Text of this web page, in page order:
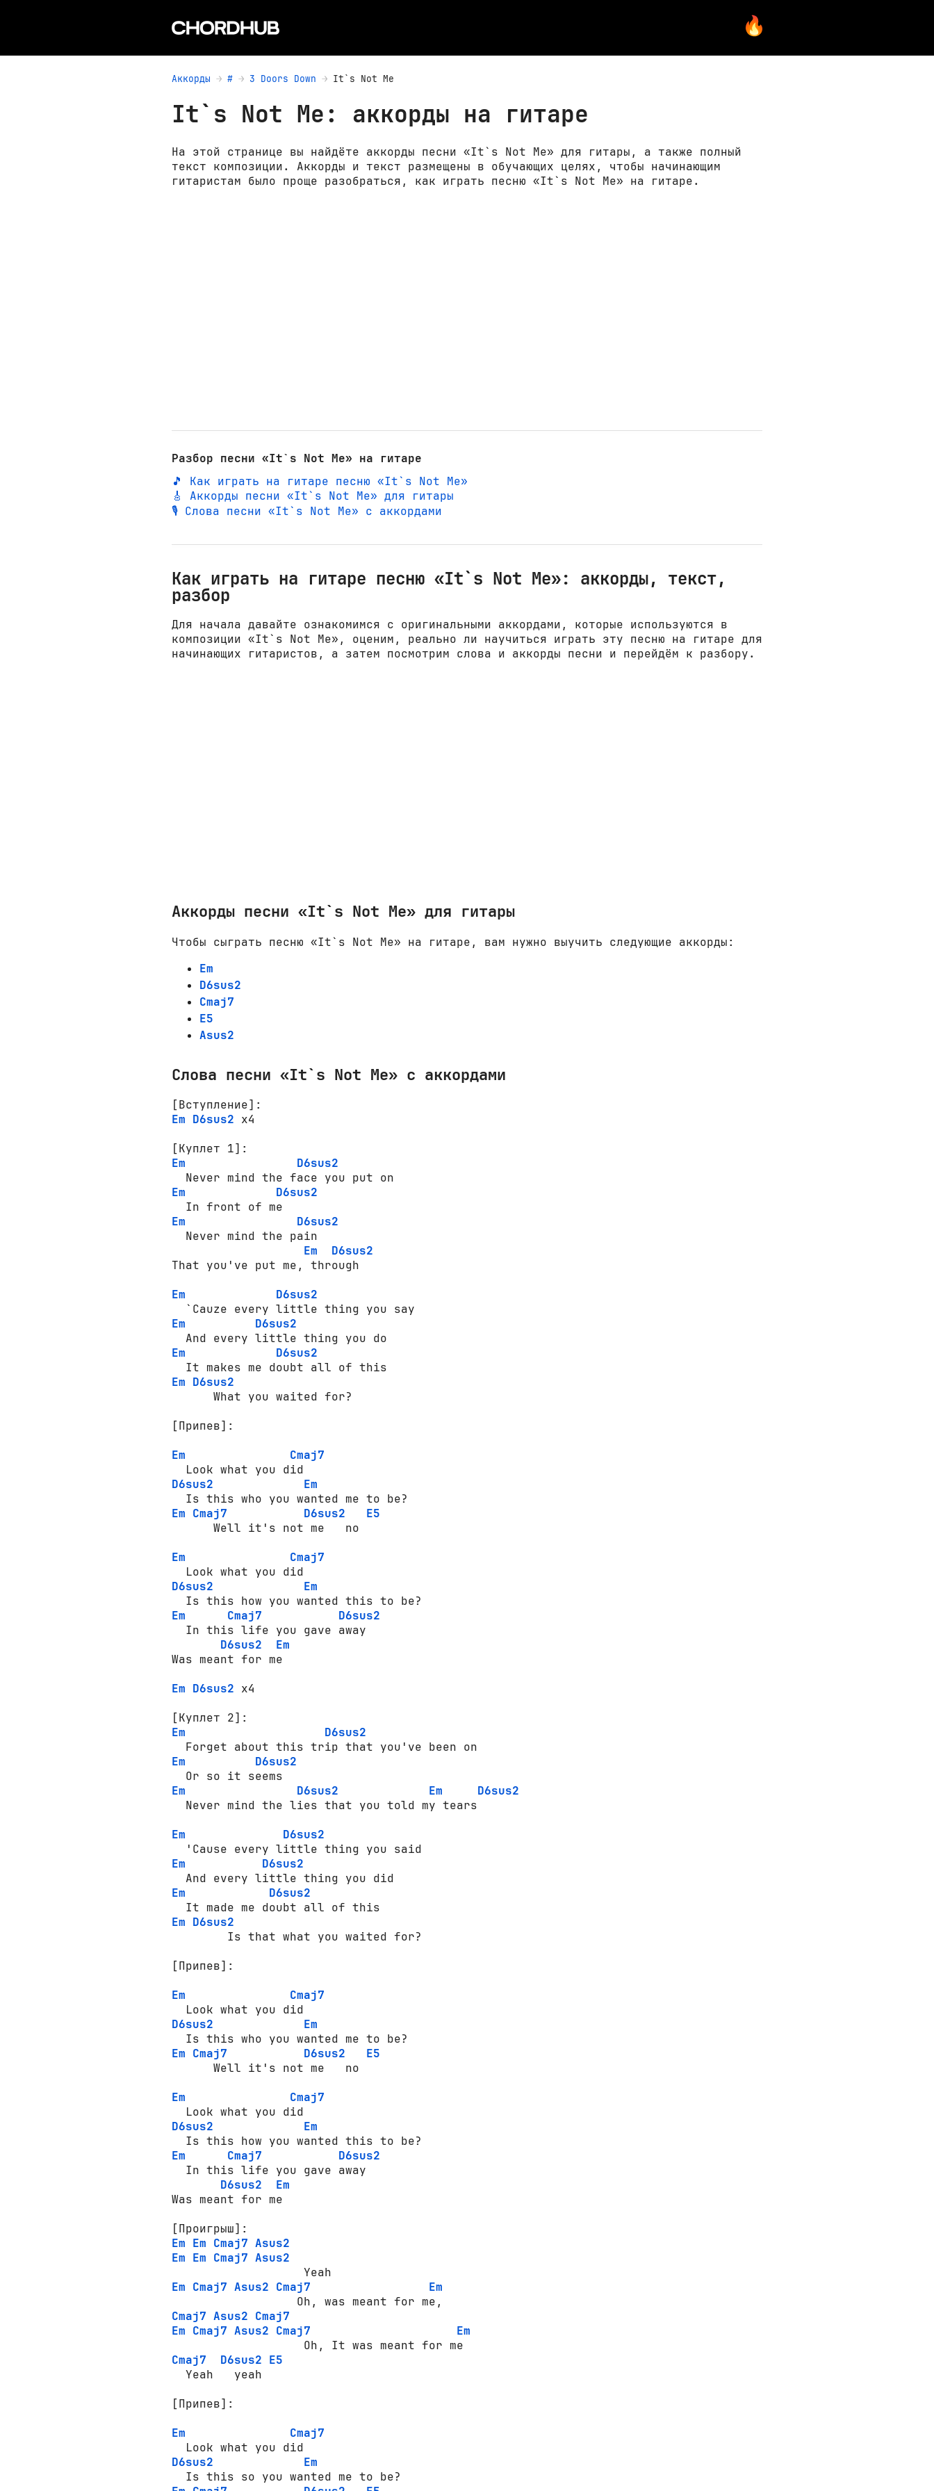
Аккорды # 3 Doors Down It`s Not Me
It`s Not Me: аккорды на гитаре
На этой странице вы найдёте аккорды песни «It`s Not Me» для гитары, а также полный
текст композиции. Аккорды и текст размещены в обучающих целях, чтобы начинающим
гитаристам было проще разобраться, как играть песню «It`s Not Me» на гитаре.
Разбор песни «It`s Not Me» на гитаре
🎵 Как играть на гитаре песню «It`s Not Me»
🎸 Аккорды песни «It`s Not Me» для гитары
🎙️ Слова песни «It`s Not Me» с аккордами
Как играть на гитаре песню «It`s Not Me»: аккорды, текст,
разбор
Для начала давайте ознакомимся с оригинальными аккордами, которые используются в
композиции «It`s Not Me», оценим, реально ли научиться играть эту песню на гитаре для
начинающих гитаристов, а затем посмотрим слова и аккорды песни и перейдём к разбору.
Аккорды песни «It`s Not Me» для гитары
Чтобы сыграть песню «It`s Not Me» на гитаре, вам нужно выучить следующие аккорды:
Em
D6sus2
Cmaj7
E5
Asus2
Слова песни «It`s Not Me» с аккордами
[Вступление]:
Em D6sus2 x4
[Куплет 1]:
Em
D6sus2
Em
D6sus2
Em
D6sus2
  Never mind the pain
Em
D6sus2
That you've put me, through
Em
D6sus2
Em
D6sus2
Em
D6sus2
Em D6sus2
      What you waited for?
[Припев]:
Em
Cmaj7
D6sus2
Em
Em Cmaj7 D6sus2
E5
Em
Cmaj7
D6sus2
Em
Em
Cmaj7
D6sus2
  In this life you gave away
D6sus2
Em
Was meant for me
Em D6sus2 x4
[Куплет 2]:
Em
D6sus2
Em
D6sus2
Em
D6sus2 Em
D6sus2
  Never mind the lies that you told my tears
Em
D6sus2
Em
D6sus2
Em
D6sus2
Em D6sus2
        Is that what you waited for?
[Припев]:
Em
Cmaj7
D6sus2
Em
Em Cmaj7 D6sus2
E5
Em
Cmaj7
D6sus2
Em
Em
Cmaj7
D6sus2
  In this life you gave away
D6sus2
Em
Was meant for me
[Проигрыш]:
Em Em Cmaj7 Asus2
Em Em Cmaj7 Asus2
Em Cmaj7 Asus2 Cmaj7
Em
Cmaj7 Asus2 Cmaj7
Em Cmaj7 Asus2 Cmaj7
Em
Cmaj7
D6sus2 E5
  Yeah   yeah
[Припев]:
Em
Cmaj7
D6sus2
Em